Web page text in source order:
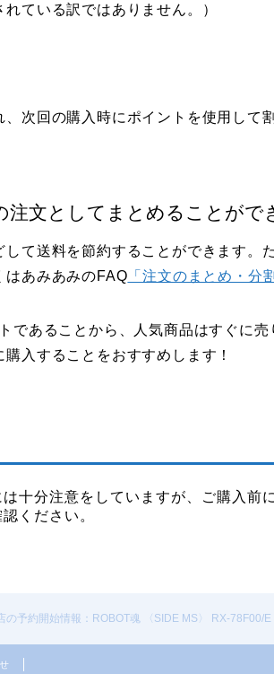
ている訳ではありません。）
次回の購入時にポイントを使用して
注文としてまとめることがで
て送料を節約することができます。
はあみあみのFAQ 「注文のまとめ・分
であることから、人気商品はすぐに売
入することをおすすめします！
十分注意をしていますが、ご購入前
ください。
の予約開始情報：ROBOT魂 〈SIDE MS〉 RX-78F00/